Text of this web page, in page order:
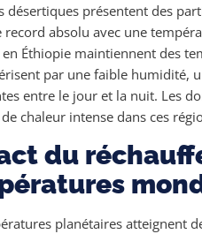
désertiques présentent des
record absolu avec une
Éthiopie maintiennent des
par une faible humidité,
entre le jour et la nuit. Les
chaleur intense dans ces
du
planétaires atteignent